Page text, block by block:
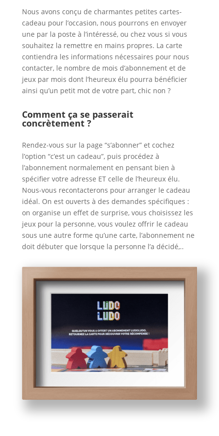
Nous avons conçu de charmantes petites cartes-
cadeau pour l’occasion, nous pourrons en envoyer
une par la poste à l’intéressé, ou chez vous si vous
souhaitez la remettre en mains propres. La carte
contiendra les informations nécessaires pour nous
contacter, le nombre de mois d’abonnement et de
jeux par mois dont l’heureux élu pourra bénéficier
ainsi qu’un petit mot de votre part, chic non ?
Comment ça se passerait
concrètement ?
Rendez-vous sur la page “s’abonner” et cochez
l’option “c’est un cadeau”, puis procédez à
l’abonnement normalement en pensant bien à
spécifier votre adresse ET celle de l’heureux élu.
Nous-vous recontacterons pour arranger le cadeau
idéal. On est ouverts à des demandes spécifiques :
on organise un effet de surprise, vous choisissez les
jeux pour la personne, vous voulez offrir le cadeau
sous une autre forme qu’une carte, l’abonnement ne
doit débuter que lorsque la personne l’a décidé,..